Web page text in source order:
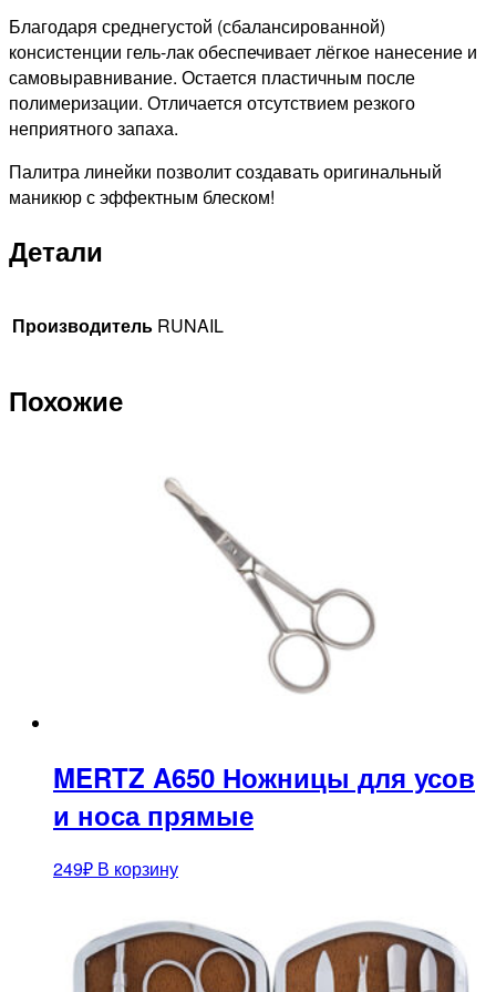
Благодаря среднегустой (сбалансированной)
консистенции гель-лак обеспечивает лёгкое нанесение и
самовыравнивание. Остается пластичным после
полимеризации. Отличается отсутствием резкого
неприятного запаха.
Палитра линейки позволит создавать оригинальный
маникюр с эффектным блеском!
Детали
Производитель RUNAIL
Похожие
MERTZ A650 Ножницы для усов
и носа прямые
249₽ В корзину